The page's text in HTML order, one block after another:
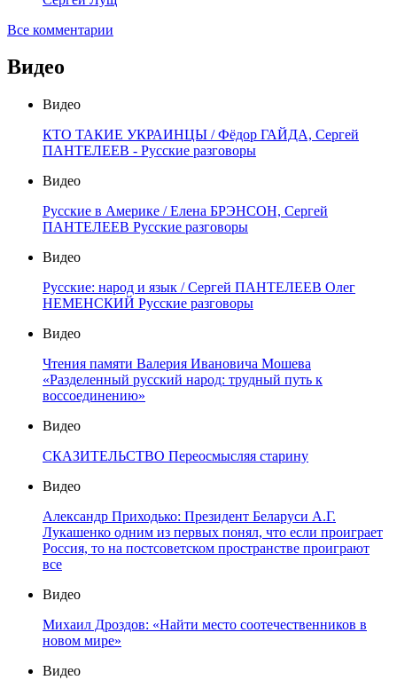
Все комментарии
Видео
Видео
КТО ТАКИЕ УКРАИНЦЫ / Фёдор ГАЙДА, Сергей
ПАНТЕЛЕЕВ - Русские разговоры
Видео
Русские в Америке / Елена БРЭНСОН, Сергей
ПАНТЕЛЕЕВ Русские разговоры
Видео
Русские: народ и язык / Сергей ПАНТЕЛЕЕВ Олег
НЕМЕНСКИЙ Русские разговоры
Видео
Чтения памяти Валерия Ивановича Мошева
«Разделенный русский народ: трудный путь к
воссоединению»
Видео
СКАЗИТЕЛЬСТВО Переосмысляя старину
Видео
Александр Приходько: Президент Беларуси А.Г.
Лукашенко одним из первых понял, что если проиграет
Россия, то на постсоветском пространстве проиграют
все
Видео
Михаил Дроздов: «Найти место соотечественников в
новом мире»
Видео